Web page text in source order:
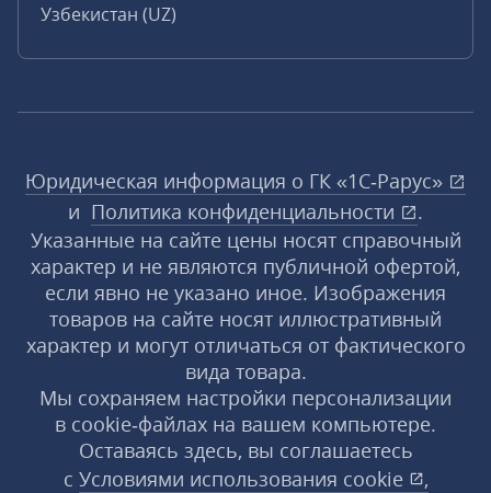
Узбекистан (UZ)
Юридическая информация о ГК «1С‑Рарус»
и Политика конфиденциальности
.
Указанные на сайте цены носят справочный
характер и не являются публичной офертой,
если явно не указано иное. Изображения
товаров на сайте носят иллюстративный
характер и могут отличаться от фактического
вида товара.
Мы сохраняем настройки персонализации
в cookie‑файлах на вашем компьютере.
Оставаясь здесь, вы соглашаетесь
с Условиями использования cookie
,